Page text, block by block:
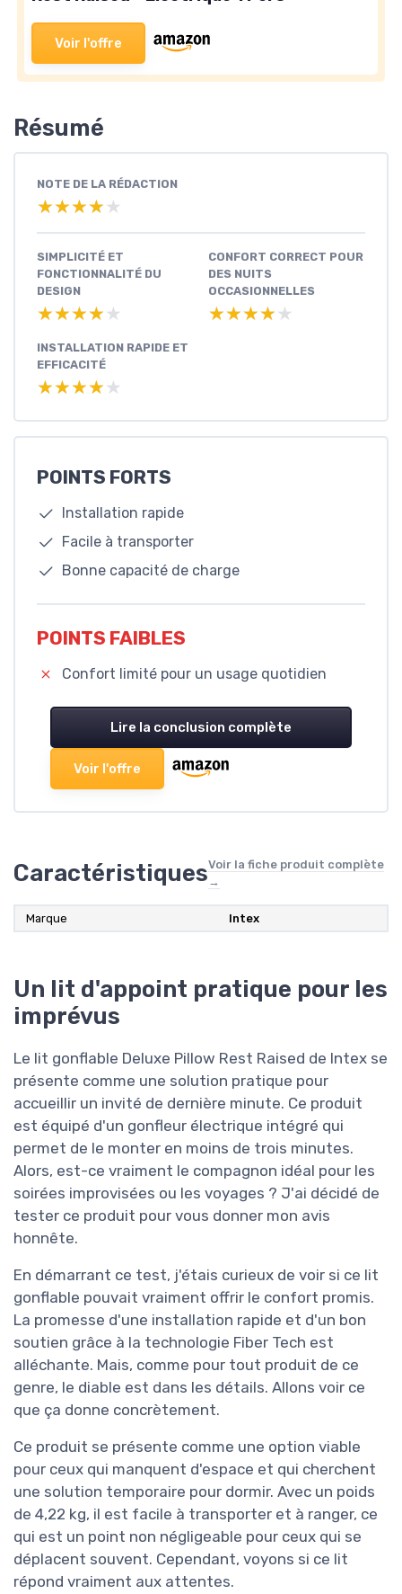
Voir l'offre
Résumé
NOTE DE LA RÉDACTION
★★★★★
★★★★★
SIMPLICITÉ ET
FONCTIONNALITÉ DU
DESIGN
★★★★★
★★★★★
CONFORT CORRECT POUR
DES NUITS
OCCASIONNELLES
★★★★★
★★★★★
INSTALLATION RAPIDE ET
EFFICACITÉ
★★★★★
★★★★★
POINTS FORTS
Installation rapide
Facile à transporter
Bonne capacité de charge
POINTS FAIBLES
Confort limité pour un usage quotidien
Lire la conclusion complète
Voir l'offre
CaractéristiquesVoir la fiche produit complète
→
Marque Intex
Un lit d'appoint pratique pour les
imprévus
Le lit gonflable Deluxe Pillow Rest Raised de Intex se
présente comme une solution pratique pour
accueillir un invité de dernière minute. Ce produit
est équipé d'un gonfleur électrique intégré qui
permet de le monter en moins de trois minutes.
Alors, est-ce vraiment le compagnon idéal pour les
soirées improvisées ou les voyages ? J'ai décidé de
tester ce produit pour vous donner mon avis
honnête.
En démarrant ce test, j'étais curieux de voir si ce lit
gonflable pouvait vraiment offrir le confort promis.
La promesse d'une installation rapide et d'un bon
soutien grâce à la technologie Fiber Tech est
alléchante. Mais, comme pour tout produit de ce
genre, le diable est dans les détails. Allons voir ce
que ça donne concrètement.
Ce produit se présente comme une option viable
pour ceux qui manquent d'espace et qui cherchent
une solution temporaire pour dormir. Avec un poids
de 4,22 kg, il est facile à transporter et à ranger, ce
qui est un point non négligeable pour ceux qui se
déplacent souvent. Cependant, voyons si ce lit
répond vraiment aux attentes.